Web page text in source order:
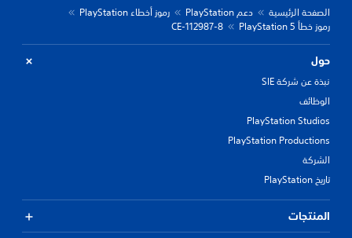
الصفحة الرئيسية دعم PlayStation
رموز أخطاء PlayStation
رموز خطأ PlayStation 5
CE-112987-8
حول
نبذة عن شركة SIE
الوظائف
PlayStation Studios
PlayStation Productions
الشركة
تاريخ PlayStation
المنتجات